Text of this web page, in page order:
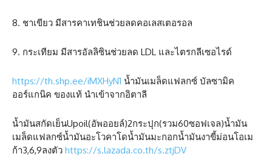
8. ชาเขียว มีสารคาเทชินช่วยลดคอเลสเตอรอล
9. กระเทียม มีสารอัลลิซินช่วยลด LDL และไตรกลีเซอไรด์
https://th.shp.ee/iMXHyN1 น้ำมันเมล็ดแฟลกซ์ บัลซามิค
ออร์แกนิค ของแท้ นำเข้าจากอิตาลี
น้ำมันสกัดเย็นUpoil(อัพออยล์)2กระปุก(รวม60ซอฟเจล)น้ำมัน
เมล็ดแฟลกซ์น้ำมันอะโวคาโดน้ำมันมะกอกน้ำมันงาขี้ม่อนโอเม
ก้า3,6,9ลงตัว https://s.lazada.co.th/s.ztjDV